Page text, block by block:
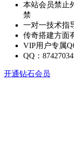
本站会员禁止
禁
一对一技术指
传奇搭建方面
VIP用户专属
QQ：
开通钻石会员